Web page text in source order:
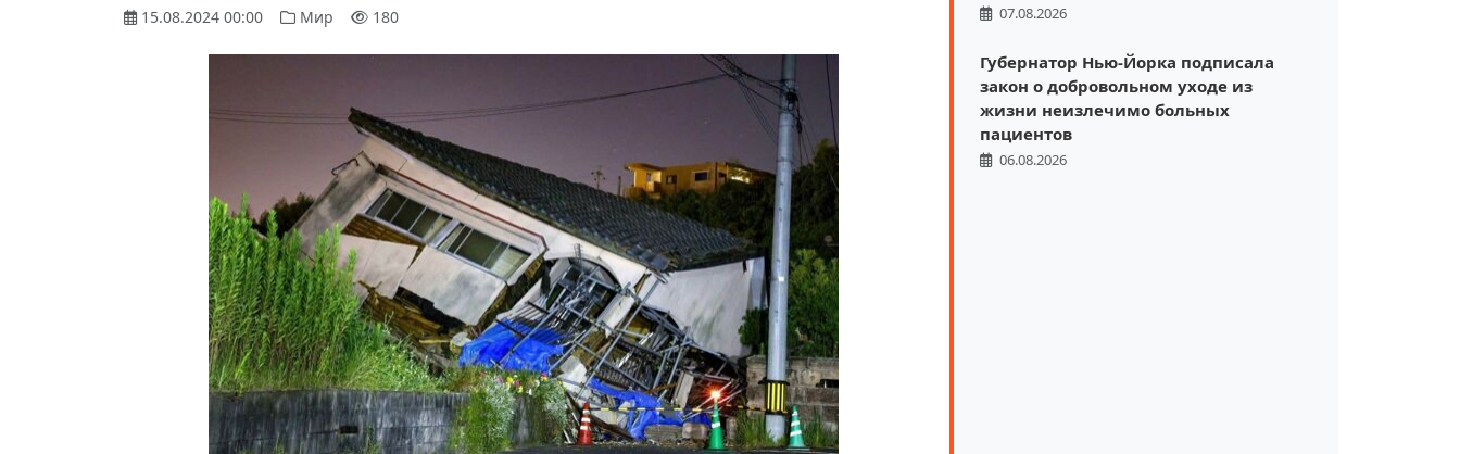
15.08.2024 00:00 Мир 180 07.08.2026
Губернатор Нью-Йорка подписала
закон о добровольном уходе из
жизни неизлечимо больных
пациентов
06.08.2026